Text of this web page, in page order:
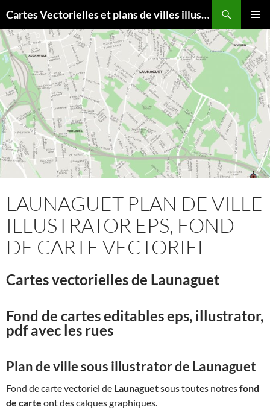
au
contenu
Cartes Vectorielles et plans de villes illustrator eps
MENU
LAUNAGUET PLAN DE VILLE
ILLUSTRATOR EPS, FOND
DE CARTE VECTORIEL
Cartes vectorielles de Launaguet
Fond de cartes editables eps, illustrator,
pdf avec les rues
Plan de ville sous illustrator de Launaguet
Fond de carte vectoriel de Launaguetsous toutes notresfond
de carte ont des calques graphiques.